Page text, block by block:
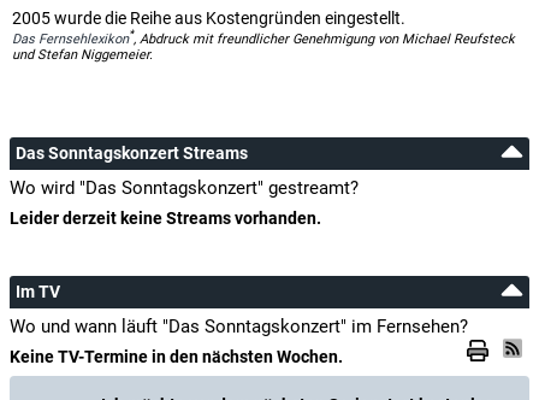
2005 wurde die Reihe aus Kostengründen eingestellt.
Das Fernsehlexikon*, Abdruck mit freundlicher Genehmigung von Michael Reufsteck
und Stefan Niggemeier.
Das Sonntagskonzert Streams
Wo wird "Das Sonntagskonzert" gestreamt?
Leider derzeit keine Streams vorhanden.
Im TV
Wo und wann läuft "Das Sonntagskonzert" im Fernsehen?
Keine TV-Termine in den nächsten Wochen.